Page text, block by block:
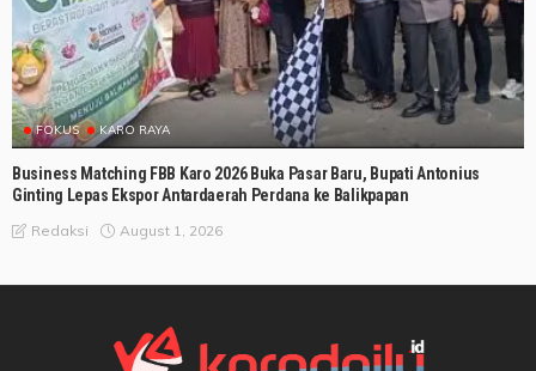
FOKUS KARO RAYA
Business Matching FBB Karo 2026 Buka Pasar Baru, Bupati Antonius
Ginting Lepas Ekspor Antardaerah Perdana ke Balikpapan
Redaksi August 1, 2026